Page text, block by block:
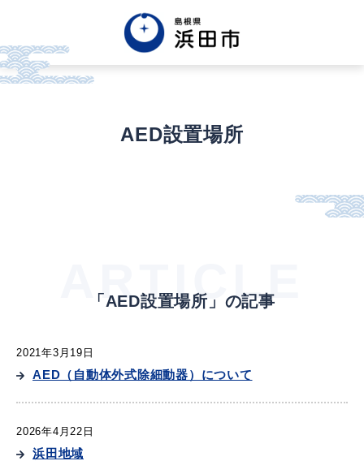
Tiếng việt
健康・福祉・子育て
産業・ビジネス
教育・文化・
AED設置場所
ARTICLE
「AED設置場所」の記事
2021年3月19日
AED（自動体外式除細動器）について
2026年4月22日
浜田地域